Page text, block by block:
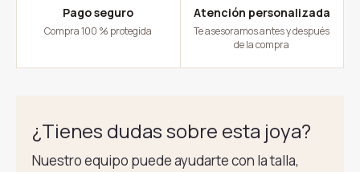
Pago seguro
Compra 100 % protegida
Atención personalizada
Te asesoramos antes y después
de la compra
¿Tienes dudas sobre esta joya?
Nuestro equipo puede ayudarte con la talla,